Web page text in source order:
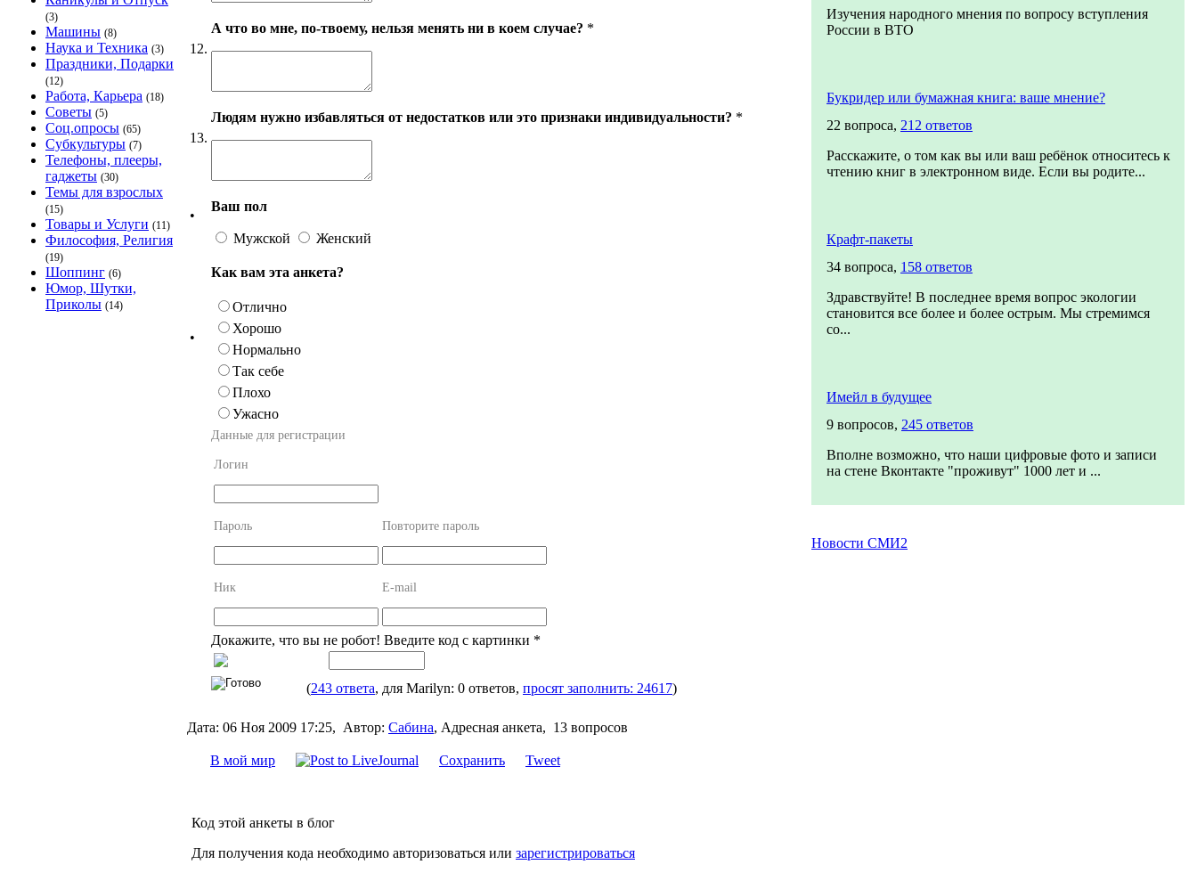
(3)
Машины (8)
Наука и Техника (3)
Праздники, Подарки
(12)
Работа, Карьера (18)
Советы (5)
Соц.опросы (65)
Субкультуры (7)
Телефоны, плееры,
гаджеты (30)
Темы для взрослых
(15)
Товары и Услуги (11)
Философия, Религия
(19)
Шоппинг (6)
Юмор, Шутки,
Приколы (14)
12.
А что во мне, по-твоему, нельзя менять ни в коем случае? *
13.
Людям нужно избавляться от недостатков или это признаки индивидуальности? *
•
Ваш пол
Мужской Женский
•
Как вам эта анкета?
Отлично
Хорошо
Нормально
Так себе
Плохо
Ужасно
Данные для регистрации
Логин
Пароль Повторите пароль
Ник E-mail
Докажите, что вы не робот! Введите код с картинки *
(243 ответа, для Marilyn: 0 ответов, просят заполнить: 24617)
Дата: 06 Ноя 2009 17:25, Автор: Сабина, Адресная анкета, 13 вопросов
В мой мир Сохранить Tweet
Код этой анкеты в блог
Для получения кода необходимо авторизоваться или зарегистрироваться
Изучения народного мнения по вопросу вступления
России в ВТО
Букридер или бумажная книга: ваше мнение?
22 вопроса, 212 ответов
Расскажите, о том как вы или ваш ребёнок относитесь к
чтению книг в электронном виде. Если вы родите...
Крафт-пакеты
34 вопроса, 158 ответов
Здравствуйте! В последнее время вопрос экологии
становится все более и более острым. Мы стремимся
со...
Имейл в будущее
9 вопросов, 245 ответов
Вполне возможно, что наши цифровые фото и записи
на стене Вконтакте "проживут" 1000 лет и ...
Новости СМИ2